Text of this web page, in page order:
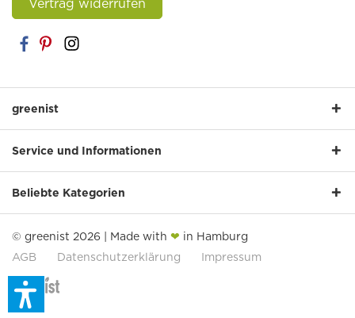
Vertrag widerrufen
greenist
Service und Informationen
Beliebte Kategorien
© greenist 2026 | Made with ❤ in Hamburg
AGB
Datenschutzerklärung Impressum